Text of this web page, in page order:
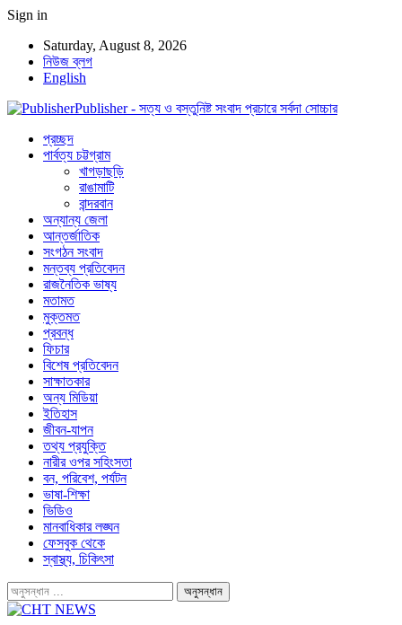
Sign in
Saturday, August 8, 2026
নিউজ ব্লগ
English
Publisher - সত্য ও বস্তুনিষ্ট সংবাদ প্রচারে সর্বদা সোচ্চার
প্রচ্ছদ
পার্বত্য চট্টগ্রাম
খাগড়াছড়ি
রাঙামাটি
বান্দরবান
অন্যান্য জেলা
আন্তর্জাতিক
সংগঠন সংবাদ
মন্তব্য প্রতিবেদন
রাজনৈতিক ভাষ্য
মতামত
মুক্তমত
প্রবন্ধ
ফিচার
বিশেষ প্রতিবেদন
সাক্ষাতকার
অন্য মিডিয়া
ইতিহাস
জীবন-যাপন
তথ্য প্রযুক্তি
নারীর ওপর সহিংসতা
বন, পরিবেশ, পর্যটন
ভাষা-শিক্ষা
ভিডিও
মানবাধিকার লঙ্ঘন
ফেসবুক থেকে
স্বাস্থ্য, চিকিৎসা